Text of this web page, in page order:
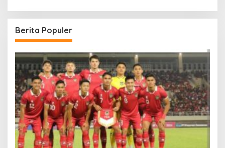
Berita Populer